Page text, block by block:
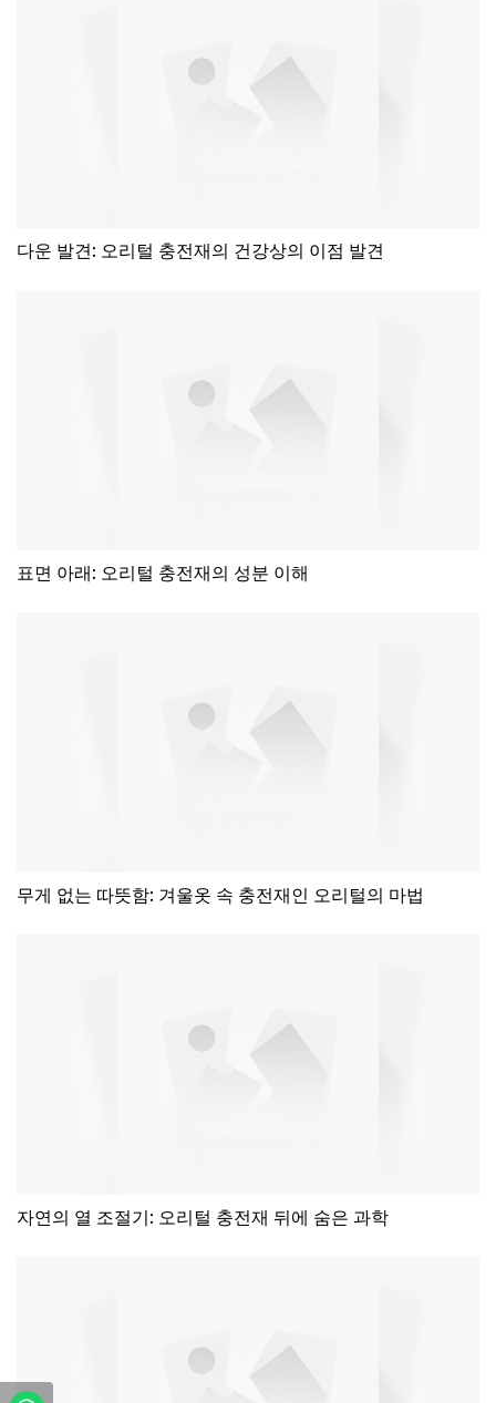
다운 발견: 오리털 충전재의 건강상의 이점 발견
표면 아래: 오리털 충전재의 성분 이해
무게 없는 따뜻함: 겨울옷 속 충전재인 오리털의 마법
자연의 열 조절기: 오리털 충전재 뒤에 숨은 과학